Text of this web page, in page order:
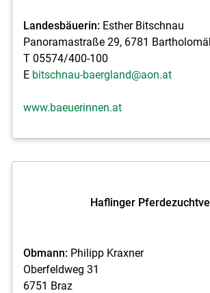
Landesbäuerin:Esther Bitschnau
Panoramastraße 29, 6781
T 05574/400-100
E bitschnau-baergland@aon.at
www.baeuerinnen.at
Haflinger
Obmann:Philipp Kraxner
Oberfeldweg 31
6751 Braz